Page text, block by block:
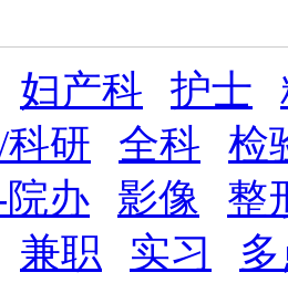
住房公积金 企业
加班补助 全薪病假 股票
工龄奖 带薪年假 年终
妇产科 护士
研 全科
检
院办
影像
整
兼职 实习